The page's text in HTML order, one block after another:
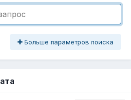
Больше параметров поиска